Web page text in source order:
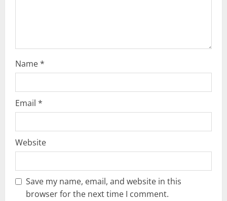
Name*
Email *
Website
Save my name, email, and website in this
browser for the next time I comment.